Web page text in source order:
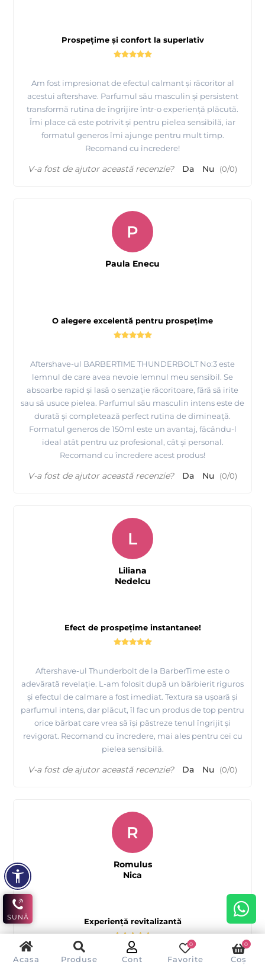
Acasa Produse Cont Favorite
0
Coș
0
Prospețime și confort la superlativ
Am fost impresionat de efectul calmant și răcoritor al
acestui aftershave. Parfumul său masculin și persistent
transformă rutina de îngrijire într-o experiență plăcută.
Îmi place că este potrivit și pentru pielea sensibilă, iar
formatul generos îmi ajunge pentru mult timp.
Recomand cu încredere!
V-a fost de ajutor această recenzie? Da Nu (0/0)
O alegere excelentă pentru prospețime
Aftershave-ul BARBERTIME THUNDERBOLT No:3 este
lemnul de care avea nevoie lemnul meu sensibil. Se
absoarbe rapid și lasă o senzație răcoritoare, fără să irite
sau să usuce pielea. Parfumul său masculin intens este de
durată și completează perfect rutina de dimineață.
Formatul generos de 150ml este un avantaj, făcându-l
ideal atât pentru uz profesional, cât și personal.
Recomand cu încredere acest produs!
P
Paula Enecu
V-a fost de ajutor această recenzie? Da Nu (0/0)
Efect de prospețime instantanee!
Aftershave-ul Thunderbolt de la BarberTime este o
adevărată revelație. L-am folosit după un bărbierit riguros
și efectul de calmare a fost imediat. Textura sa ușoară și
parfumul intens, dar plăcut, îl fac un produs de top pentru
orice bărbat care vrea să își păstreze tenul îngrijit și
revigorat. Recomand cu încredere, mai ales pentru cei cu
pielea sensibilă.
L
Liliana
Nedelcu
V-a fost de ajutor această recenzie? Da Nu (0/0)
Experiență revitalizantă
Acest aftershave este un game-changer pentru rutina
R
Romulus
Nica
SUNĂ